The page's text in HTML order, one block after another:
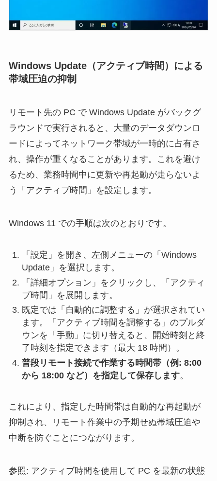
Windows Update（アクティブ時間）による
帯域圧迫の抑制
リモート先の PC で Windows Update がバックグ
ラウンドで実行されると、大量のデータダウンロ
ードによってネットワーク帯域が一時的に占有さ
れ、操作が重くなることがあります。これを避け
るため、業務時間中に更新や再起動が走らないよ
う「アクティブ時間」を設定します。
Windows 11 での手順は次のとおりです。
「設定」を開き、左側メニューの「Windows
Update」を選択します。
「詳細オプション」をクリックし、「アクティ
ブ時間」を展開します。
既定では「自動的に調整する」が選択されてい
ます。「アクティブ時間を調整する」のプルダ
ウンを「手動」に切り替えると、開始時刻と終
了時刻を指定できます（最大 18 時間）。
普段リモート接続で作業する時間帯（例: 8:00
から 18:00 など）を指定して保存します。
これにより、指定した時間帯は自動的な再起動が
抑制され、リモート作業中の予期せぬ帯域圧迫や
中断を防ぐことにつながります。
参照: アクティブ時間を使用して PC を最新の状態